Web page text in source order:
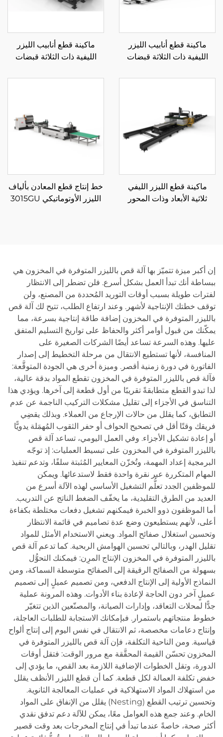
ماكينة قطع أنابيب الليزر
الليفية ذات الثلاثة قبضات
ماكينة قطع أنابيب الليزر
الليفية ذات الثلاثة قبضات
ماكينة قطع الليزر الليفي
ثلاثية الأبعاد وذات المحور
خط إنتاج قطع المعادن بألياف
الليزر الأوتوماتيكي 3015GU
إن أكبر ميزة تتميّز بها آلة قص بالليزر المتوفرة في المخزون هي
ببساطة أنك تبدأ العمل بشكل أسرع. فلن تضطر إلى الانتظار
لفترات طويلة بسبب أوقات التوريد المُحددة من المصنع، ولن
توقف خطتك الإنتاجية لأشهر. وعند ارتفاع الطلب، تتيح لك آلة قص
بالليزر المتوفرة في المخزون إضافة طاقة إنتاجية بسرعة، مما
يمكّنك من قبول أوامر أكثر والحفاظ على تواريخ التسليم المتفق
عليها. وهذه السرعة تساعد أيضًا الشركات الصغيرة على
المنافسة، لأنها تستطيع الانتقال من مرحلة التخطيط إلى إصدار
الفاتورة في دورة زمنية أقصر. وميزة أخرى هي الجودة المتوقَّعة:
فآلة قص بالليزر المتوفرة في المخزون تقطع المواد بدقة عالية،
لذا تبدو القطع متطابقةً تقريبًا من أول قطعة إلى آخرها. ويؤدي هذا
التناسق في الأجزاء إلى تقليل مشكلات التركيب الناجمة عن عدم
التطابق، كما يقلل من حالات الإرجاع من العملاء. وبذلك يقضِي
فريقك وقتًا أقل في تصحيح الحواف أو حفر الثقوب المُهمَلة يدويًّا
أو إعادة تشكيل الأجزاء. وفي العمل اليومي، تساعد آلة قص
بالليزر المتوفرة في المخزون على تبسيط العمليات: إذ توجّه
البرمجية إعداد المهمة، وتُخزّن المعايير المُثبتة سلفًا، وتدعم تنفيذ
المهام المتكررة عبر نقرة واحدة فقط لاستدعائها. ويمكن
للموظفين الجدد تعلُّم التشغيل الأساسي لهذه الآلة أسرع من
العديد من الطرق التقليدية، ما يخفّف الضغط الناتج عن التدريب.
أما الموظفون ذوو الخبرة فيمكنهم تشغيل دفعات مختلطة بكفاءة
أعلى، لأنهم يستطيعون وضع عدة تصاميم في قائمة الانتظار
وتحسين استغلال صفائح المواد. ويعني الاستخدام الأمثل للمواد
تقليل الهدر، وبالتالي تحسين الهوامش الربحية. كما تدعم آلة قص
بالليزر المتوفرة في المخزون الإنتاج المرِن: فيمكنك التحوُّل
بسهولة من الصفائح الرقيقة إلى الصفائح متوسطة السماكة، ومن
النماذج الأولية إلى الإنتاج الدفعي، ومن تصميم عميلٍ إلى تصميم
عميلٍ آخر دون الحاجة لإعادة بناء الأدوات. وهذه المرونة عملية
جدًّا لمحلات التعاقد، وإدارات الصيانة، والمصنّعين الذين تتغيّر
خطوط منتجاتهم باستمرار. فبإمكانك الاستجابة للطلبات العاجلة،
وإنتاج دعامات مخصصة، ثم الانتقال في نفس اليوم إلى إنتاج ألواح
قياسية. ومن الناحية التكلفة، فإن آلة قص بالليزر المتوفرة في
المخزون تحسّن القيمة المحقَّقة مع مرور الوقت: فتقل أوقات
الدورة، وتقل الخطوات الإضافية اللازمة بعد القص، ما يؤدي إلى
خفض تكلفة العمالة لكل قطعة. كما أن قطع الليزر الأنظف يقلل
من استهلاك المواد الاستهلاكية في عمليات المعالجة الثانوية.
وتحسين ترتيب القطع (Nesting) يقلل من الإنفاق على المواد
الخام. وعند جمع هذه العوامل معًا، يمكن للآلة دعم تدفق نقدي
أكثر صحة، خاصةً عندما تبدأ في إنتاج المخرجات بعد وقت قصير